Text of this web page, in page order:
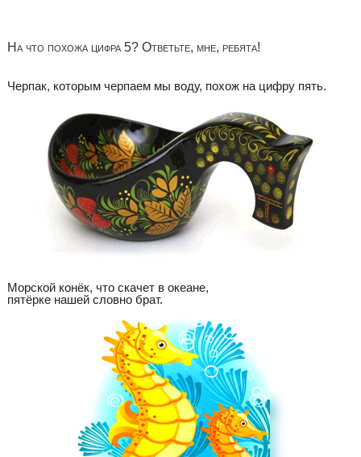
На что похожа цифра 5? Ответьте, мне, ребята!
Черпак, которым черпаем мы воду, похож на цифру пять.
Морской конёк, что скачет в океане,
пятёрке нашей словно брат.